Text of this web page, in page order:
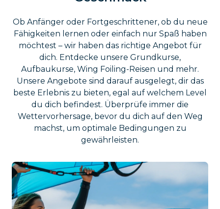
Ob Anfänger oder Fortgeschrittener, ob du neue
Fähigkeiten lernen oder einfach nur Spaß haben
möchtest – wir haben das richtige Angebot für
dich. Entdecke unsere Grundkurse,
Aufbaukurse, Wing Foiling-Reisen und mehr.
Unsere Angebote sind darauf ausgelegt, dir das
beste Erlebnis zu bieten, egal auf welchem Level
du dich befindest. Überprüfe immer die
Wettervorhersage, bevor du dich auf den Weg
machst, um optimale Bedingungen zu
gewährleisten.